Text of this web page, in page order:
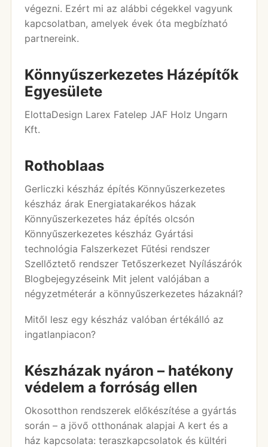
végezni. Ezért mi az alábbi cégekkel vagyunk
kapcsolatban, amelyek évek óta megbízható
partnereink.
Könnyűszerkezetes Házépítők
Egyesülete
ElottaDesign Larex Fatelep JAF Holz Ungarn
Kft.
Rothoblaas
Gerliczki készház építés Könnyűszerkezetes
készház árak Energiatakarékos házak
Könnyűszerkezetes ház építés olcsón
Könnyűszerkezetes készház Gyártási
technológia Falszerkezet Fűtési rendszer
Szellőztető rendszer Tetőszerkezet Nyílászárók
Blogbejegyzéseink Mit jelent valójában a
négyzetméterár a könnyűszerkezetes házaknál?
Mitől lesz egy készház valóban értékálló az
ingatlanpiacon?
Készházak nyáron – hatékony
védelem a forróság ellen
Okosotthon rendszerek előkészítése a gyártás
során – a jövő otthonának alapjai A kert és a
ház kapcsolata: teraszkapcsolatok és kültéri